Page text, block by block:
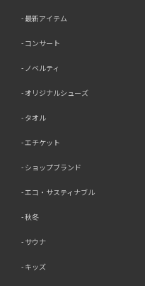
最新アイテム
コンサート
ノベルティ
オリジナルシューズ
タオル
エチケット
ショップブランド
エコ・サスティナブル
秋冬
サウナ
キッズ